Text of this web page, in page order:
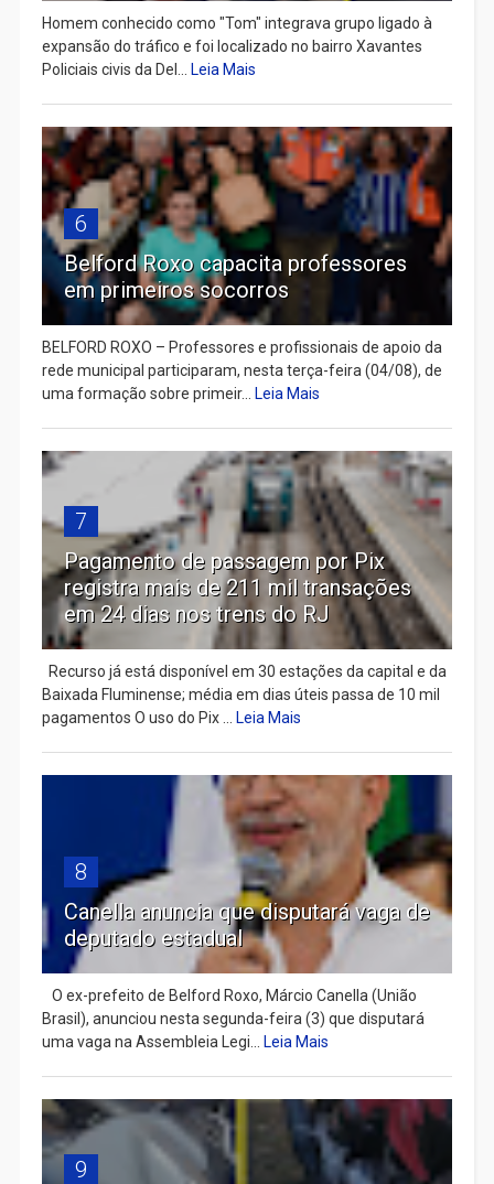
Homem conhecido como "Tom" integrava grupo ligado à
expansão do tráfico e foi localizado no bairro Xavantes
Policiais civis da Del...
Leia Mais
6
Belford Roxo capacita professores
em primeiros socorros
BELFORD ROXO – Professores e profissionais de apoio da
rede municipal participaram, nesta terça-feira (04/08), de
uma formação sobre primeir...
Leia Mais
7
Pagamento de passagem por Pix
registra mais de 211 mil transações
em 24 dias nos trens do RJ
Recurso já está disponível em 30 estações da capital e da
Baixada Fluminense; média em dias úteis passa de 10 mil
pagamentos O uso do Pix ...
Leia Mais
8
Canella anuncia que disputará vaga de
deputado estadual
​ O ex-prefeito de Belford Roxo, Márcio Canella (União
Brasil), anunciou nesta segunda-feira (3) que disputará
uma vaga na Assembleia Legi...
Leia Mais
9